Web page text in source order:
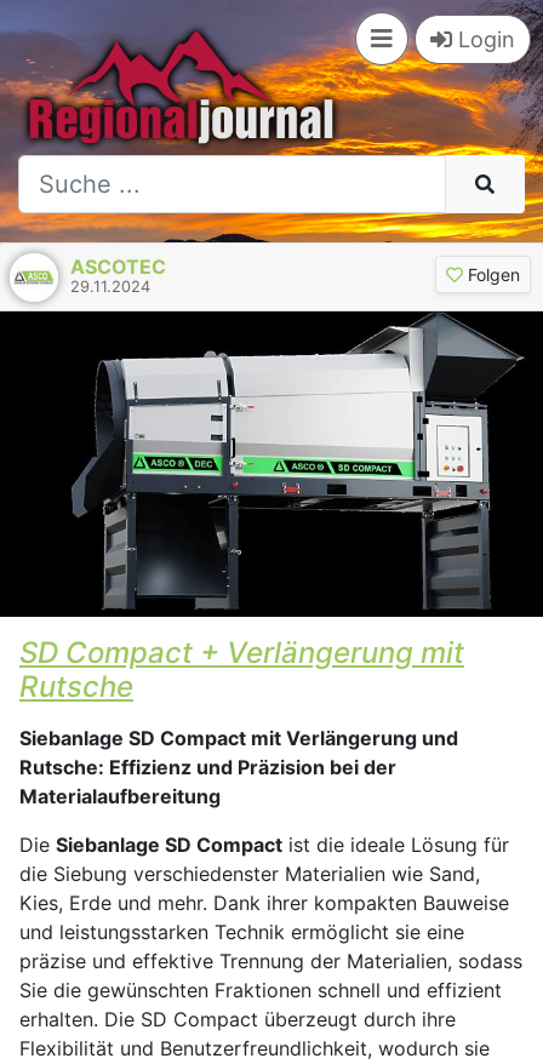
Login
ASCOTEC
29.11.2024
Folgen
SD Compact + Verlängerung mit
Rutsche
Siebanlage SD Compact mit Verlängerung und
Rutsche: Effizienz und Präzision bei der
Materialaufbereitung
Die Siebanlage SD Compact ist die ideale Lösung für
die Siebung verschiedenster Materialien wie Sand,
Kies, Erde und mehr. Dank ihrer kompakten Bauweise
und leistungsstarken Technik ermöglicht sie eine
präzise und effektive Trennung der Materialien, sodass
Sie die gewünschten Fraktionen schnell und effizient
erhalten. Die SD Compact überzeugt durch ihre
Flexibilität und Benutzerfreundlichkeit, wodurch sie